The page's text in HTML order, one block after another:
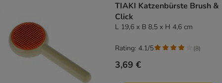
TIAKI Katzenbürste Brush &
Click
L 19,6 x B 8,5 x H 4,6 cm
3,69 €
Rating: 4.1/5 (8)